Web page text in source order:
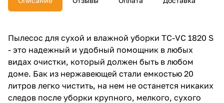
Пылесос для сухой и влажной уборки TC-VC 1820 S
- это надежный и удобный помощник в любых
видах очистки, который должен быть в любом
доме. Бак из нержавеющей стали емкостью 20
литров легко чистить, на нем не останется никаких
следов после уборки крупного, мелкого, сухого
раз в 2
недели